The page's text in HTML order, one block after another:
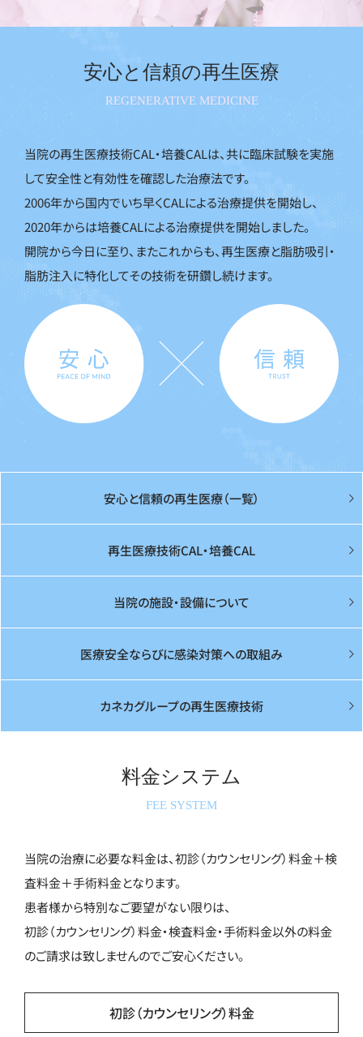
安心と信頼の再生医療
REGENERATIVE MEDICINE
当院の再生医療技術CAL・培養CALは、共に臨床試験を実施
して安全性と有効性を確認した治療法です。
2006年から国内でいち早くCALによる治療提供を開始し、
2020年からは培養CALによる治療提供を開始しました。
開院から今日に至り、またこれからも、再生医療と脂肪吸引・
脂肪注入に特化してその技術を研鑽し続けます。
安心と信頼の再生医療（一覧）
再生医療技術CAL・培養CAL
当院の施設・設備について
医療安全ならびに感染対策への取組み
カネカグループの再生医療技術
料金システム
FEE SYSTEM
当院の治療に必要な料金は、初診（カウンセリング）料金＋検
査料金＋手術料金となります。
患者様から特別なご要望がない限りは、
初診（カウンセリング）料金・検査料金・手術料金以外の料金
のご請求は致しませんのでご安心ください。
初診（カウンセリング）料金